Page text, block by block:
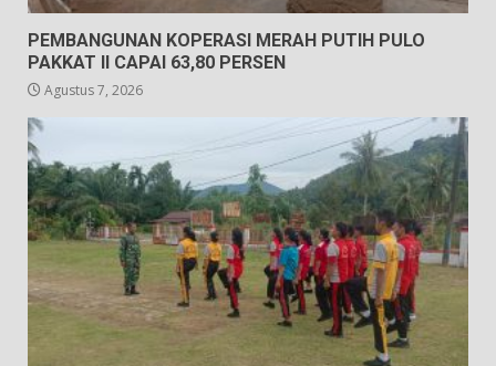
PEMBANGUNAN KOPERASI MERAH PUTIH PULO
PAKKAT II CAPAI 63,80 PERSEN
Agustus 7, 2026